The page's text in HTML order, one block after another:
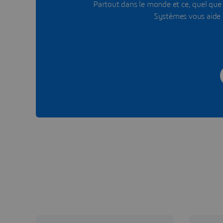
Partout dans le monde et ce, quel
Systèmes vous